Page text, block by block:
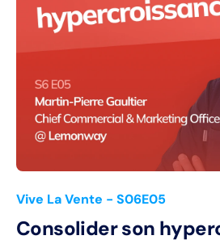
Vive La Vente - S06E05
Consolider son